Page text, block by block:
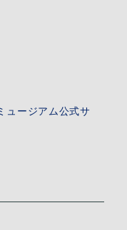
ュージアム公式サ